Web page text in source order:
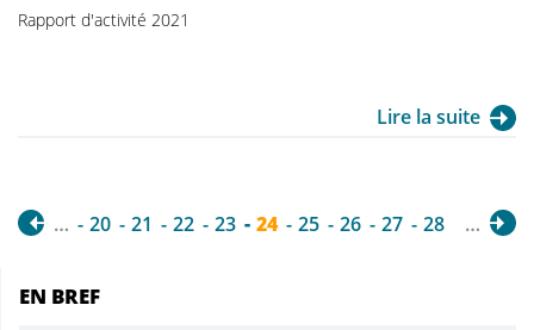
Rapport d'activité 2021
Lire la suite
… 20 21 22 23 24 25 26 27 28 …
EN BREF